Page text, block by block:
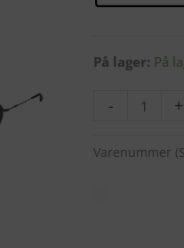
På lager: På
- +
Varenummer